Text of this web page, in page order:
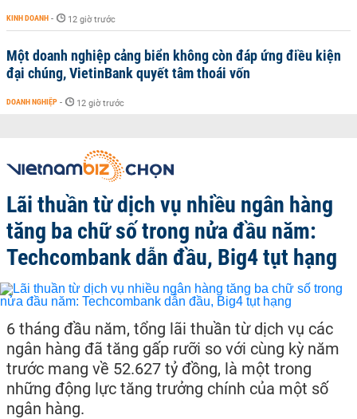
KINH DOANH - 12 giờ trước
Một doanh nghiệp cảng biển không còn đáp ứng điều kiện
đại chúng, VietinBank quyết tâm thoái vốn
DOANH NGHIỆP - 12 giờ trước
Lãi thuần từ dịch vụ nhiều ngân hàng
tăng ba chữ số trong nửa đầu năm:
Techcombank dẫn đầu, Big4 tụt hạng
6 tháng đầu năm, tổng lãi thuần từ dịch vụ các
ngân hàng đã tăng gấp rưỡi so với cùng kỳ năm
trước mang về 52.627 tỷ đồng, là một trong
những động lực tăng trưởng chính của một số
ngân hàng.